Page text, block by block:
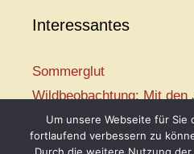
Interessantes
Sommerglut
Wildbeobachtung: Mit den
Mir ist so heiß
Mission:
Um unsere Webseite für Sie
fortlaufend verbessern zu